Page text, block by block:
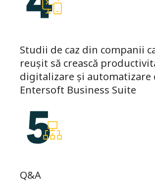
Studii de caz din companii
reușit să crească
digitalizare și automatizare
Entersoft Business Suite
Q&A